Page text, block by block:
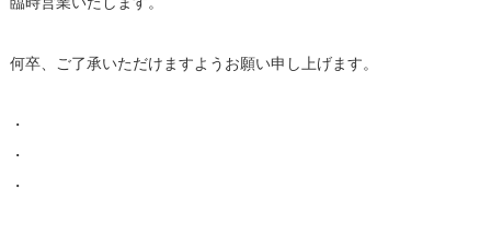
何卒、ご了承いただけますようお願い申し上げます。
・
・
・